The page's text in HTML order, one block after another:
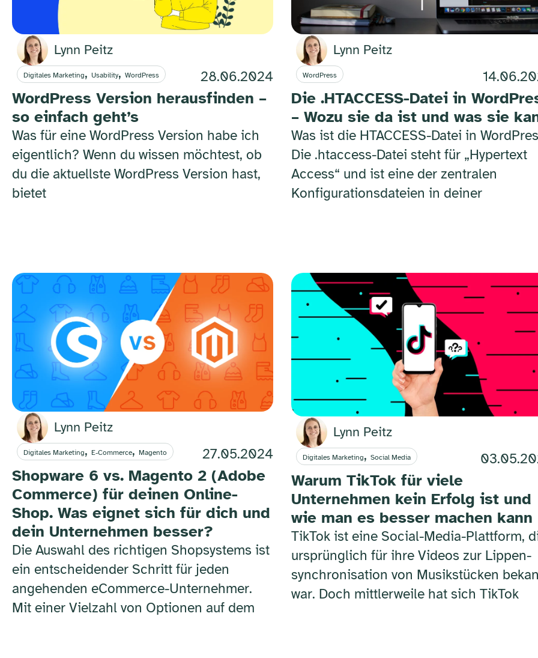
Lynn Peitz
Digitales Marketing, Usability, WordPress 28.06.2024
WordPress Version herausfinden –
so einfach geht’s
Was für eine WordPress Version habe ich
eigentlich? Wenn du wissen möchtest, ob
du die aktuellste WordPress Version hast,
bietet
Lynn Peitz
WordPress
Die .HTACCESS-Datei in
– Wozu sie da ist und was sie
Was ist die HTACCESS-Datei in
Die .htaccess-Datei steht für „Hypertext
Access“ und ist eine der zentralen
Konfigurationsdateien in deiner
Lynn Peitz
Digitales Marketing, E-Commerce, Magento 27.05.2024
Shopware 6 vs. Magento 2 (Adobe
Commerce) für deinen Online-
Shop. Was eignet sich für dich und
dein Unternehmen besser?
Die Auswahl des richtigen Shopsystems ist
ein entscheidender Schritt für jeden
angehenden eCommerce-Unternehmer.
Mit einer Vielzahl von Optionen auf dem
Lynn Peitz
Digitales Marketing,Social Media
Warum TikTok für viele
Unternehmen kein Erfolg ist und
wie man es besser machen kann
TikTok ist eine Social-Media-Plattform,
ursprünglich für ihre Videos zur Lippen­
synchronisation von Musikstücken
war. Doch mittlerweile hat sich TikTok